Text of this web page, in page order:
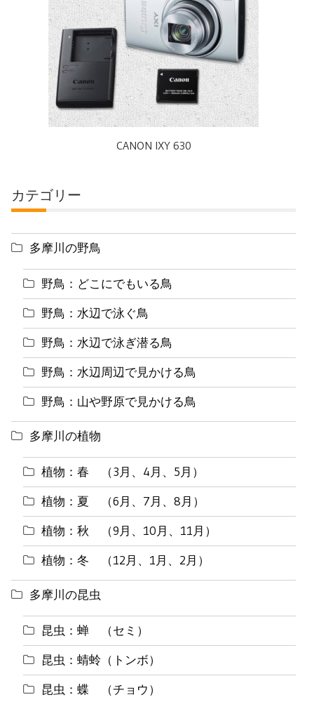
CANON IXY 630
カテゴリー
多摩川の野鳥
野鳥：どこにでもいる鳥
野鳥：水辺で泳ぐ鳥
野鳥：水辺で泳ぎ潜る鳥
野鳥：水辺周辺で見かける鳥
野鳥：山や野原で見かける鳥
多摩川の植物
植物：春 （3月、4月、5月）
植物：夏 （6月、7月、8月）
植物：秋 （9月、10月、11月）
植物：冬 （12月、1月、2月）
多摩川の昆虫
昆虫：蝉 （セミ）
昆虫：蜻蛉（トンボ）
昆虫：蝶 （チョウ）